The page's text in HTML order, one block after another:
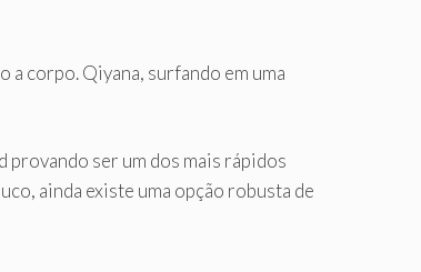
a corpo. Qiyana, surfando em uma
provando ser um dos mais rápidos
ainda existe uma opção robusta de